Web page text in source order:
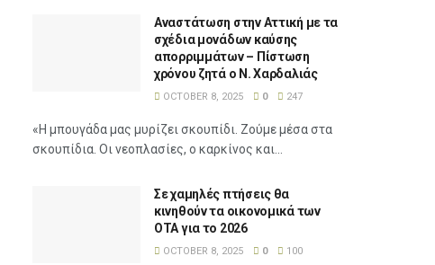
Αναστάτωση στην Αττική με τα
σχέδια μονάδων καύσης
απορριμμάτων – Πίστωση
χρόνου ζητά ο Ν. Χαρδαλιάς
OCTOBER 8, 2025 0 247
«Η μπουγάδα μας μυρίζει σκουπίδι. Ζούμε μέσα στα
σκουπίδια. Οι νεοπλασίες, ο καρκίνος και...
Σε χαμηλές πτήσεις θα
κινηθούν τα οικονομικά των
ΟΤΑ για το 2026
OCTOBER 8, 2025 0 100